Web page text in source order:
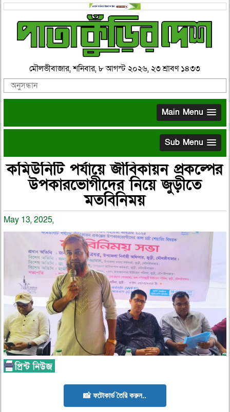
মৌলভীবাজার, শনিবার, ৮ আগস্ট ২০২৬, ২৩ শ্রাবণ ১৪৩৩
Main Menu
Sub Menu
কমিউনিটি পর্যায়ে জীবিকায়ন প্রকল্পের
উপকারভোগীদের নিয়ে জুড়ীতে
মতবিনিময়
May 13, 2025,
📸 ফটোকার্ড তৈরি করুন..